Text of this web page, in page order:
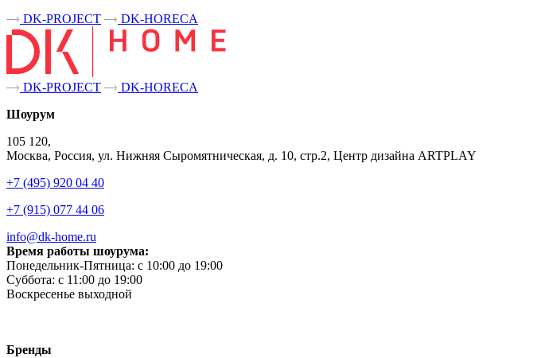
DK-PROJECT
DK-HORECA
DK-PROJECT
DK-HORECA
Шоурум
105 120,
Москва, Россия, ул. Нижняя Сыромятническая, д. 10, стр.2, Центр дизайна ARTPLAY
+7 (495) 920 04 40
+7 (915) 077 44 06
info@dk-home.ru
Время работы шоурума:
Понедельник-Пятница: c 10:00 до 19:00
Суббота: c 11:00 до 19:00
Воскресенье выходной
Бренды